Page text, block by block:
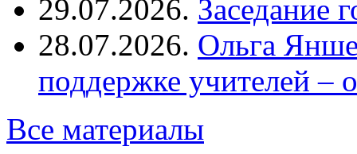
29.07.2026. Заседание
28.07.2026. Ольга
поддержке учителей –
Все материалы